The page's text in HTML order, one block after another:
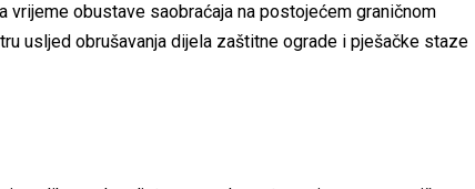
obustave saobraćaja na postojećem graničnom
usljed obrušavanja dijela zaštitne ograde i pješačke staze